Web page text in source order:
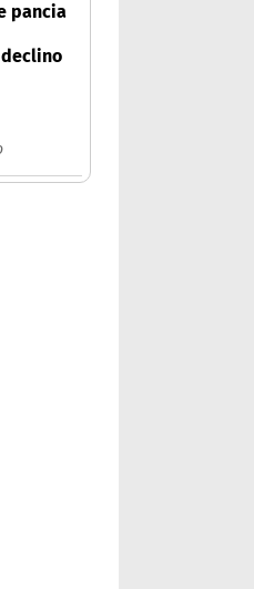
pancia